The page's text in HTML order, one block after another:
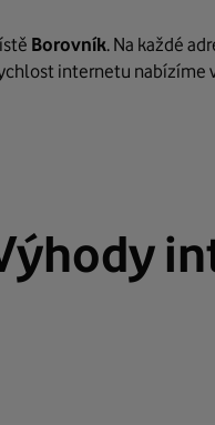
Borovník. Na každé
internetu nabízíme